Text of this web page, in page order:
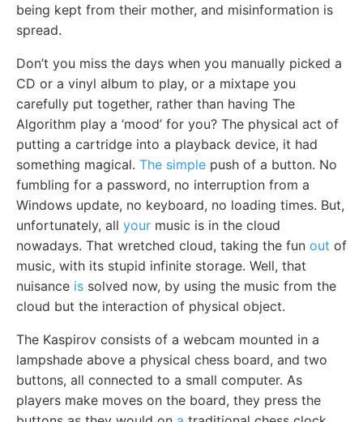
being kept from their mother, and misinformation is
spread.
Don’t you miss the days when you manually picked a
CD or a vinyl album to play, or a mixtape you
carefully put together, rather than having The
Algorithm play a ‘mood’ for you? The physical act of
putting a cartridge into a playback device, it had
something magical. The simple push of a button. No
fumbling for a password, no interruption from a
Windows update, no keyboard, no loading times. But,
unfortunately, all your music is in the cloud
nowadays. That wretched cloud, taking the fun out of
music, with its stupid infinite storage. Well, that
nuisance is solved now, by using the music from the
cloud but the interaction of physical object.
The Kaspirov consists of a webcam mounted in a
lampshade above a physical chess board, and two
buttons, all connected to a small computer. As
players make moves on the board, they press the